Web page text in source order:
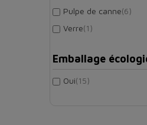
Pulpe de canne(6)
Verre(1)
Emballage
Oui(15)